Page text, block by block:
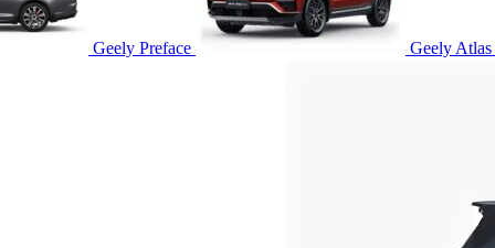
Geely Preface Geely Atlas